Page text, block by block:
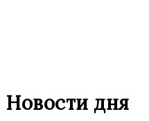
Новости дня